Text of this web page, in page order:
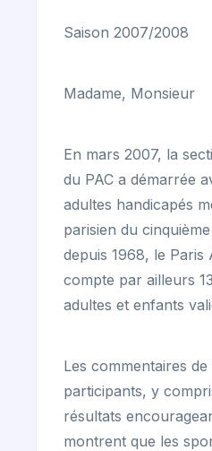
Saison 2007/2008
Madame, Monsieur
En mars 2007, la
du PAC a démarrée
adultes handicapés
parisien du
depuis 1968, le Paris
compte par ailleurs
adultes et enfants
Les commentaires
participants, y
résultats
montrent que les